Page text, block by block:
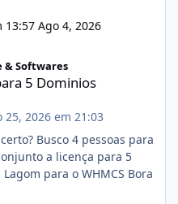
13:57 Ago 4, 2026
& Softwares
5 Dominios
25, 2026 em 21:03
Busco 4 pessoas para
a licença para 5
para o WHMCS Bora